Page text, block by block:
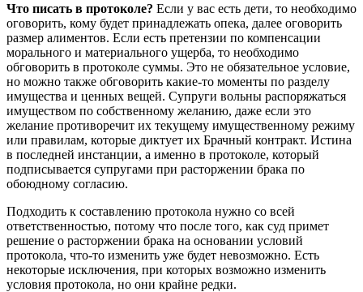
Что писать в протоколе? Если у вас есть дети, то необходимо
оговорить, кому будет принадлежать опека, далее оговорить
размер алиментов. Если есть претензии по компенсации
морального и материального ущерба, то необходимо
обговорить в протоколе суммы. Это не обязательное условие,
но можно также обговорить какие-то моменты по разделу
имущества и ценных вещей. Супруги вольны распоряжаться
имуществом по собственному желанию, даже если это
желание противоречит их текущему имущественному режиму
или правилам, которые диктует их Брачный контракт. Истина
в последней инстанции, а именно в протоколе, который
подписывается супругами при расторжении брака по
обоюдному согласию.
Подходить к составлению протокола нужно со всей
ответственностью, потому что после того, как суд примет
решение о расторжении брака на основании условий
протокола, что-то изменить уже будет невозможно. Есть
некоторые исключения, при которых возможно изменить
условия протокола, но они крайне редки.